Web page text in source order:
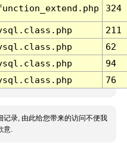
324
211
62
94
76
记录, 由此给您带来的访问不便我
意.